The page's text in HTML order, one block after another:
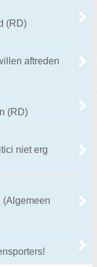
(RD)
aftreden
(RD)
niet erg
(Algemeen